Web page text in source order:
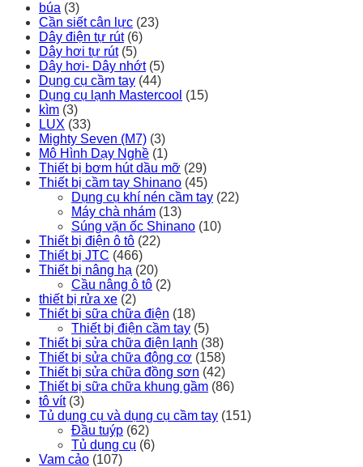
búa (3)
Cần siết cân lực (23)
Dây điện tự rút (6)
Dây hơi tự rút (5)
Dây hơi- Dây nhớt (5)
Dụng cụ cầm tay (44)
Dụng cụ lạnh Mastercool (15)
kìm (3)
LUX (33)
Mighty Seven (M7) (3)
Mô Hình Dạy Nghề (1)
Thiết bị bơm hút dầu mỡ (29)
Thiết bị cầm tay Shinano (45)
Dụng cụ khí nén cầm tay (22)
Máy chà nhám (13)
Súng vặn ốc Shinano (10)
Thiết bị điện ô tô (22)
Thiết bị JTC (466)
Thiết bị nâng hạ (20)
Cầu nâng ô tô (2)
thiết bị rửa xe (2)
Thiết bị sữa chữa điện (18)
Thiết bị điện cầm tay (5)
Thiết bị sửa chữa điện lạnh (38)
Thiết bị sửa chữa động cơ (158)
Thiết bị sửa chữa đồng sơn (42)
Thiết bị sữa chữa khung gầm (86)
tô vít (3)
Tủ dụng cụ và dụng cụ cầm tay (151)
Đầu tuýp (62)
Tủ dụng cụ (6)
Vam cảo (107)